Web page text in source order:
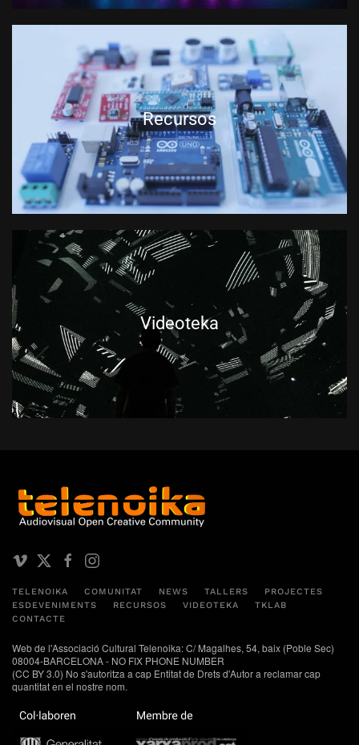
Recursos
Videoteka
TELENOIKA COMUNITAT NEWS TALLERS
PROJECTES
ESDEVENIMENTS
RECURSOS VIDEOTEKA
TKLAB
CONTACTE
Web de l'Associació Cultural Telenoika: C/ Magalhes, 54, baix (Poble Sec)
08004-BARCELONA - NO FIX PHONE NUMBER
(CC BY 3.0) No s'autoritza a cap Entitat de Drets d'Autor a reclamar cap
quantitat en el nostre nom.